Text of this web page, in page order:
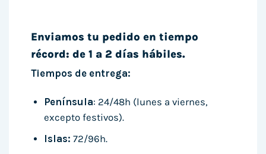
Enviamos tu pedido en tiempo
récord: de 1 a 2 días hábiles.
Tiempos de entrega:
Península: 24/48h (lunes a viernes,
excepto festivos).
Islas: 72/96h.